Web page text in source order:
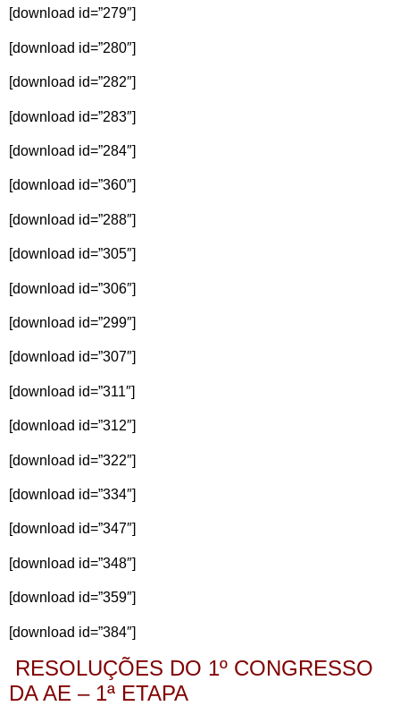
[download id=”279″]
[download id=”280″]
[download id=”282″]
[download id=”283″]
[download id=”284″]
[download id=”360″]
[download id=”288″]
[download id=”305″]
[download id=”306″]
[download id=”299″]
[download id=”307″]
[download id=”311″]
[download id=”312″]
[download id=”322″]
[download id=”334″]
[download id=”347″]
[download id=”348″]
[download id=”359″]
[download id=”384″]
RESOLUÇÕES DO 1º CONGRESSO
DA AE – 1ª ETAPA